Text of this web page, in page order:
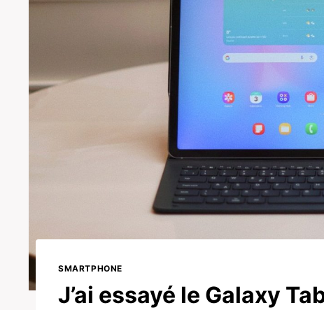
SMARTPHONE
J’ai essayé le Galaxy